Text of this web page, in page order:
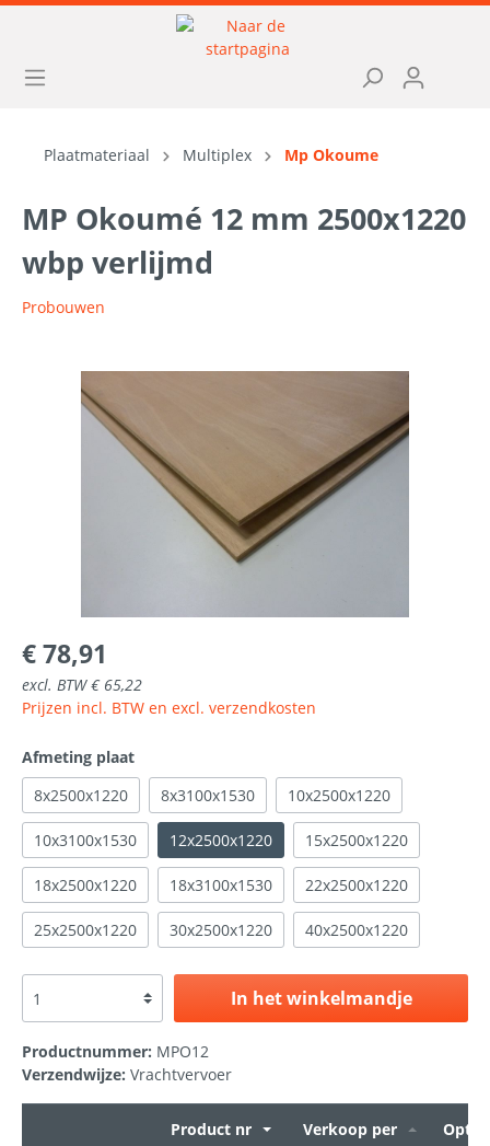
Plaatmateriaal Multiplex Mp Okoume
MP Okoumé 12 mm 2500x1220
wbp verlijmd
Probouwen
€ 78,91
excl. BTW € 65,22
Prijzen incl. BTW en excl. verzendkosten
Afmeting plaat
8x2500x1220
8x3100x1530 10x2500x1220
10x3100x1530 12x2500x1220 15x2500x1220
18x2500x1220 18x3100x1530 22x2500x1220
25x2500x1220 30x2500x1220 40x2500x1220
In het winkelmandje
Productnummer: MPO12
Verzendwijze: Vrachtvervoer
Product nr Verkoop per